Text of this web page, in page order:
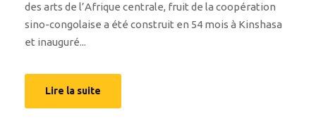
des arts de l’Afrique centrale, fruit de la coopération
sino-congolaise a été construit en 54 mois à Kinshasa
et inauguré...
Lire la suite